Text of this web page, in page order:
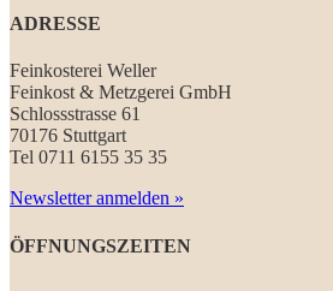
ADRESSE
Feinkosterei Weller
Feinkost & Metzgerei GmbH
Schlossstrasse 61
70176 Stuttgart
Tel 0711 6155 35 35
Newsletter anmelden »
ÖFFNUNGSZEITEN